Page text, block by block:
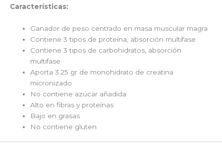
Características:
Ganador de peso centrado en masa muscular magra
Contiene 3 tipos de proteína, absorción multifase
Contiene 3 tipos de carbohidratos, absorción
multifase
Aporta 3.25 gr de monohidrato de creatina
micronizado
No contiene azúcar añadida
Alto en fibras y proteínas
Bajo en grasas
No contiene gluten